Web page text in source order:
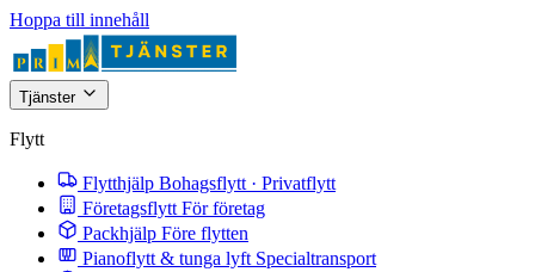
Hoppa till innehåll
Tjänster
Flytt
Flytthjälp Bohagsflytt · Privatflytt
Företagsflytt För företag
Packhjälp Före flytten
Pianoflytt & tunga lyft Specialtransport